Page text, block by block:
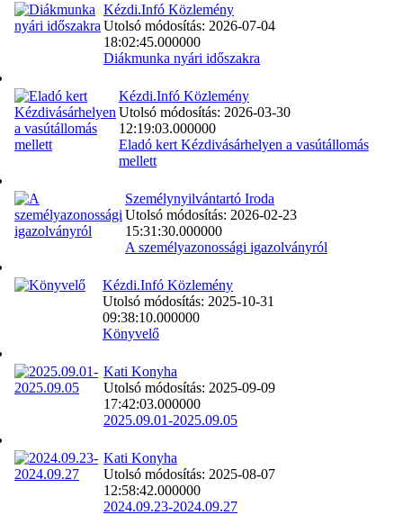
Kézdi.Infó Közlemény
Utolsó módosítás: 2026-07-04
18:02:45.000000
Diákmunka nyári időszakra
Kézdi.Infó Közlemény
Utolsó módosítás: 2026-03-30
12:19:03.000000
Eladó kert Kézdivásárhelyen a vasútállomás
mellett
Személynyilvántartó Iroda
Utolsó módosítás: 2026-02-23
15:31:30.000000
A személyazonossági igazolványról
Kézdi.Infó Közlemény
Utolsó módosítás: 2025-10-31
09:38:10.000000
Könyvelő
Kati Konyha
Utolsó módosítás: 2025-09-09
17:42:03.000000
2025.09.01-2025.09.05
Kati Konyha
Utolsó módosítás: 2025-08-07
12:58:42.000000
2024.09.23-2024.09.27